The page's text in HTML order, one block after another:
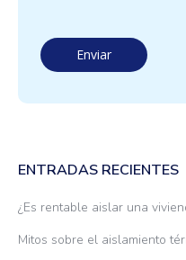
ENTRADAS RECIENTES
¿Es rentable aislar una
Mitos sobre el aislamiento